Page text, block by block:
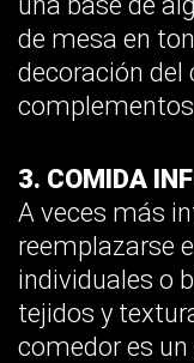
de mesa en
decoración del
3. COMIDA
A veces más
reemplazarse
individuales o
tejidos y
comedor es